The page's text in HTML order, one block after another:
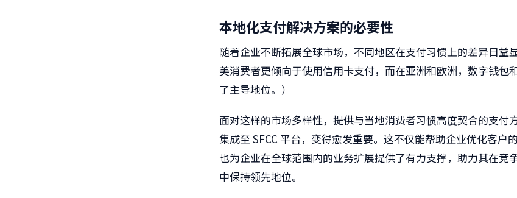
本地化支付解决方案的必要性
随着企业不断拓展全球市场，不同地区在支付习惯上的差异日益
美消费者更倾向于使用信用卡支付，而在亚洲和欧洲，数字钱包
了主导地位。）
面对这样的市场多样性，提供与当地消费者习惯高度契合的支付
集成至 SFCC 平台，变得愈发重要。这不仅能帮助企业优化客户
也为企业在全球范围内的业务扩展提供了有力支撑，助力其在竞
中保持领先地位。